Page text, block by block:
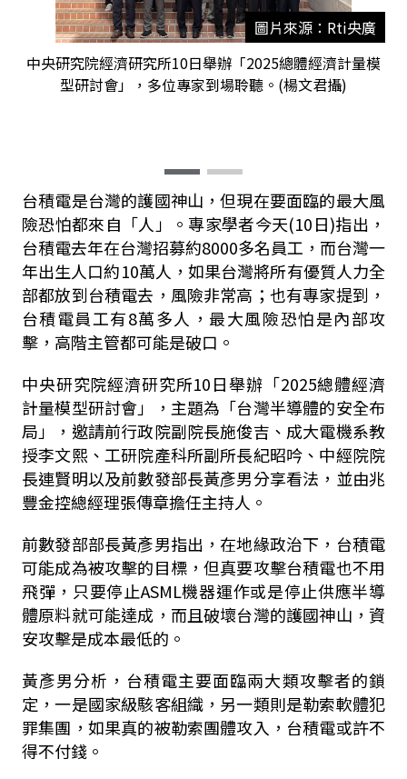
圖片來源：Rti央廣
中央研究院經濟研究所10日舉辦「2025總體經濟計量模
型研討會」，多位專家到場聆聽。(楊文君攝)
台積電是台灣的護國神山，但現在要面臨的最大風
險恐怕都來自「人」。專家學者今天(10日)指出，
台積電去年在台灣招募約8000多名員工，而台灣一
年出生人口約10萬人，如果台灣將所有優質人力全
部都放到台積電去，風險非常高；也有專家提到，
台積電員工有8萬多人，最大風險恐怕是內部攻
擊，高階主管都可能是破口。
中央研究院經濟研究所10日舉辦「2025總體經濟
計量模型研討會」，主題為「台灣半導體的安全布
局」，邀請前行政院副院長施俊吉、成大電機系教
授李文熙、工研院產科所副所長紀昭吟、中經院院
長連賢明以及前數發部長黃彥男分享看法，並由兆
豐金控總經理張傳章擔任主持人。
前數發部部長黃彥男指出，在地緣政治下，台積電
可能成為被攻擊的目標，但真要攻擊台積電也不用
飛彈，只要停止ASML機器運作或是停止供應半導
體原料就可能達成，而且破壞台灣的護國神山，資
安攻擊是成本最低的。
黃彥男分析，台積電主要面臨兩大類攻擊者的鎖
定，一是國家級駭客組織，另一類則是勒索軟體犯
罪集團，如果真的被勒索團體攻入，台積電或許不
得不付錢。